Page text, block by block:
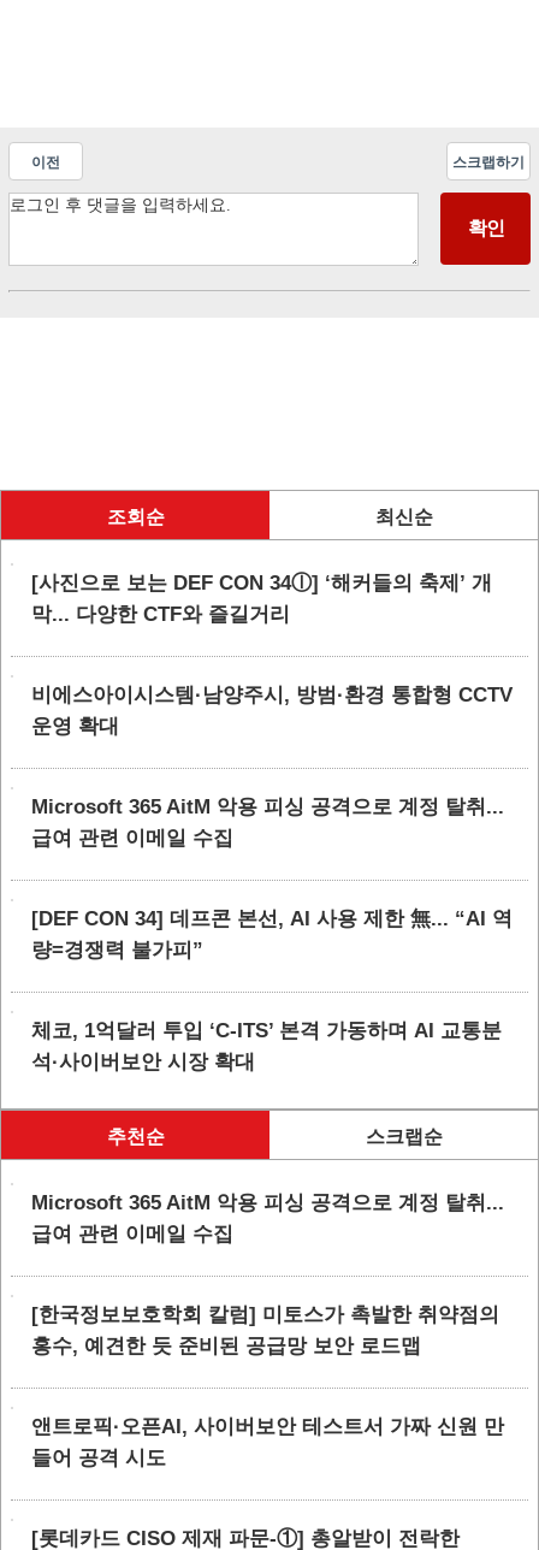
이전 스크랩하기
조회순 최신순
[사진으로 보는 DEF CON 34ⓛ] ‘해커들의 축제’ 개
막... 다양한 CTF와 즐길거리
비에스아이시스템·남양주시, 방범·환경 통합형 CCTV
운영 확대
Microsoft 365 AitM 악용 피싱 공격으로 계정 탈취...
급여 관련 이메일 수집
[DEF CON 34] 데프콘 본선, AI 사용 제한 無... “AI 역
량=경쟁력 불가피”
체코, 1억달러 투입 ‘C-ITS’ 본격 가동하며 AI 교통분
석·사이버보안 시장 확대
추천순 스크랩순
Microsoft 365 AitM 악용 피싱 공격으로 계정 탈취...
급여 관련 이메일 수집
[한국정보보호학회 칼럼] 미토스가 촉발한 취약점의
홍수, 예견한 듯 준비된 공급망 보안 로드맵
앤트로픽·오픈AI, 사이버보안 테스트서 가짜 신원 만
들어 공격 시도
[롯데카드 CISO 제재 파문-①] 총알받이 전락한